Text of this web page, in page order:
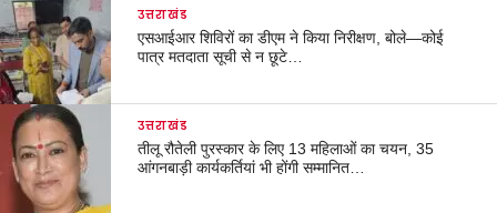
उत्तराखंड
एसआईआर शिविरों का डीएम ने किया निरीक्षण, बोले—कोई
पात्र मतदाता सूची से न छूटे…
उत्तराखंड
तीलू रौतेली पुरस्कार के लिए 13 महिलाओं का चयन, 35
आंगनबाड़ी कार्यकर्तियां भी होंगी सम्मानित…